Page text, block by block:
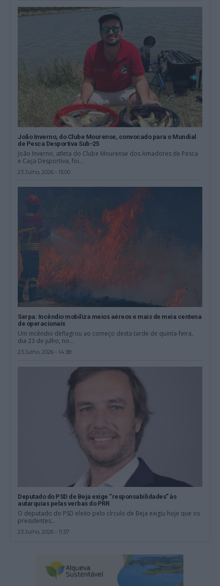
João Inverno, do Clube Mourense, convocado para o Mundial
de Pesca Desportiva Sub-25
João Inverno, atleta do Clube Mourense dos Amadores de Pesca
e Caça Desportiva, foi...
23 Julho, 2026 - 15:00
Serpa: Incêndio mobiliza meios aéreos e mais de meia centena
de operacionais
Um incêndio deflagrou ao começo desta tarde de quinta-feira,
dia 23 de julho, no...
23 Julho, 2026 - 14:38
Deputado do PSD de Beja exige “responsabilidades” às
autarquias pelas verbas do PRR
O deputado do PSD eleito pelo círculo de Beja exigiu hoje que os
presidentes...
23 Julho, 2026 - 11:57